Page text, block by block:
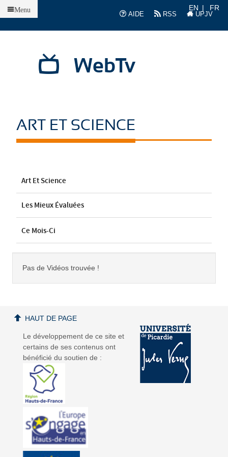
AIDE
RSS UPJV
EN FR
WebTv
Menu
ART ET SCIENCE
Art Et Science
Les Mieux Évaluées
Ce Mois-Ci
Pas de Vidéos trouvée !
Le développement de ce site et
certains de ses contenus ont
bénéficié du soutien de :
HAUT DE PAGE